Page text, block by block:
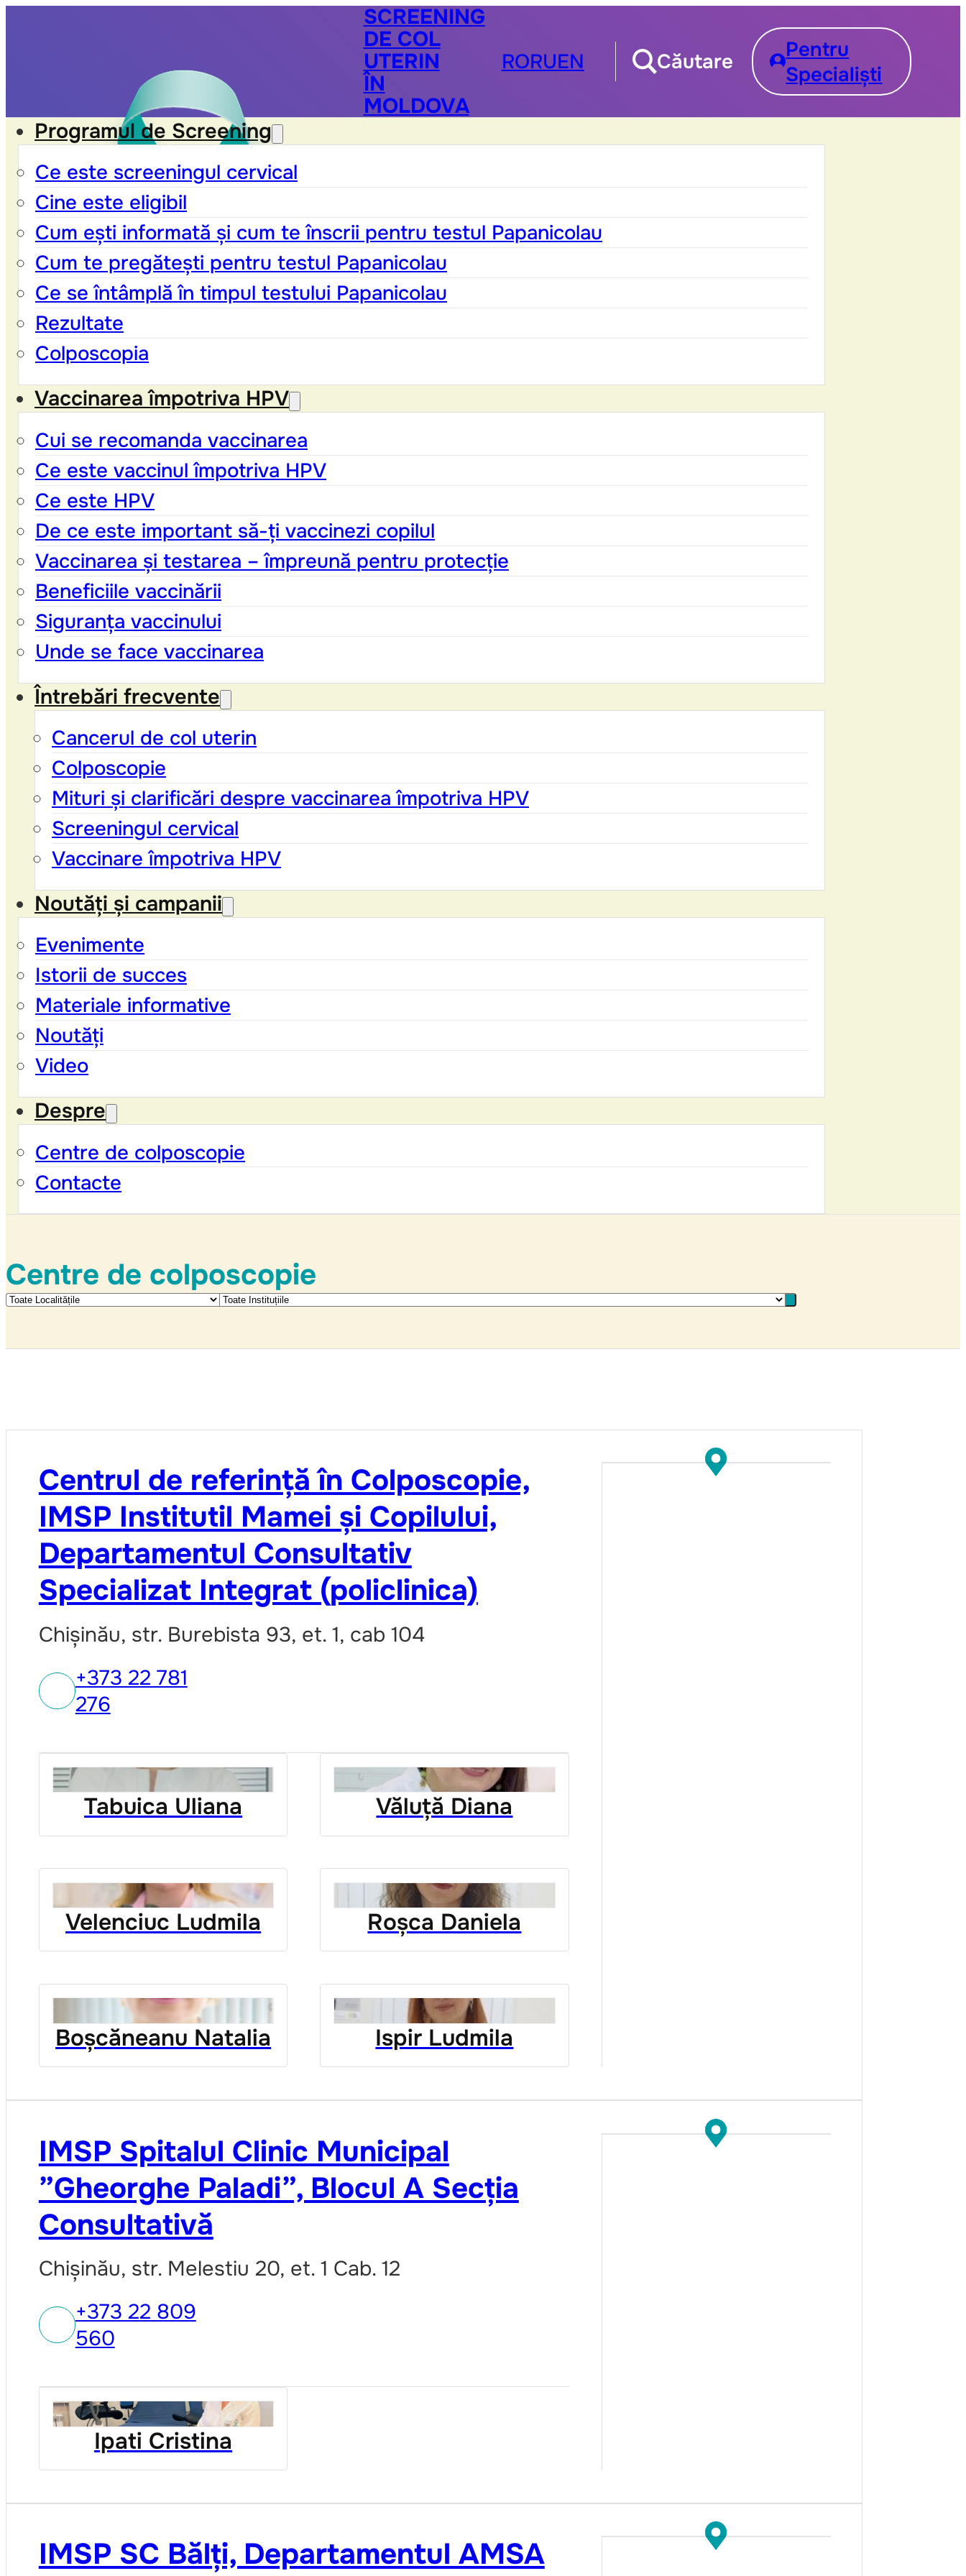
SCREENING
DE COL
UTERIN
ÎN
MOLDOVA
RORUEN Căutare
Pentru
Specialiști
Programul de Screening
Ce este screeningul cervical
Cine este eligibil
Cum ești informată și cum te înscrii pentru testul Papanicolau
Cum te pregătești pentru testul Papanicolau
Ce se întâmplă în timpul testului Papanicolau
Rezultate
Colposcopia
Vaccinarea împotriva HPV
Cui se recomanda vaccinarea
Ce este vaccinul împotriva HPV
Ce este HPV
De ce este important să-ți vaccinezi copilul
Vaccinarea și testarea – împreună pentru protecție
Beneficiile vaccinării
Siguranța vaccinului
Unde se face vaccinarea
Întrebări frecvente
Cancerul de col uterin
Colposcopie
Mituri și clarificări despre vaccinarea împotriva HPV
Screeningul cervical
Vaccinare împotriva HPV
Noutăți și campanii
Evenimente
Istorii de succes
Materiale informative
Noutăți
Video
Despre
Centre de colposcopie
Contacte
Centre de colposcopie
Centrul de referință în Colposcopie,
IMSP Institutil Mamei și Copilului,
Departamentul Consultativ
Specializat Integrat (policlinica)
Chișinău, str. Burebista 93, et. 1, cab 104
+373 22 781
276
Tabuica Uliana Văluță Diana
Velenciuc Ludmila Roșca Daniela
Boșcăneanu Natalia Ispir Ludmila
IMSP Spitalul Clinic Municipal
”Gheorghe Paladi”, Blocul A Secția
Consultativă
Chișinău, str. Melestiu 20, et. 1 Cab. 12
+373 22 809
560
Ipati Cristina
IMSP SC Bălți, Departamentul AMSA